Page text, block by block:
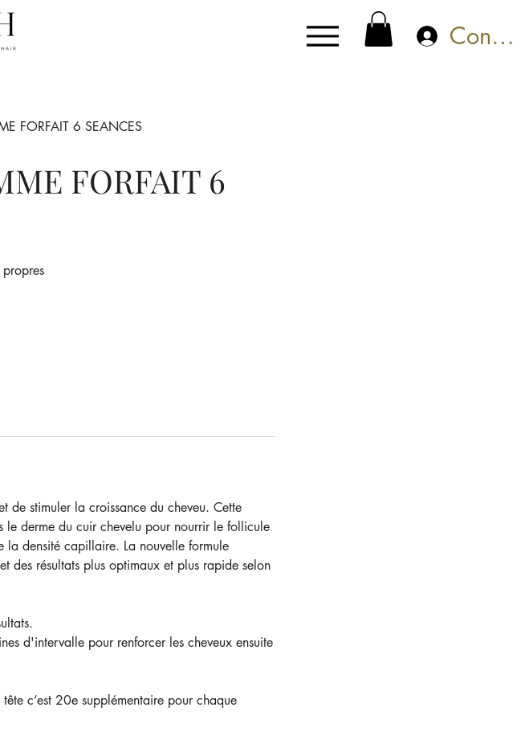
FORFAIT 6 SEANCES
FORFAIT 6
de stimuler la croissance du cheveu. Cette
le derme du cuir chevelu pour nourrir le follicule
la densité capillaire. La nouvelle formule
des résultats plus optimaux et plus rapide selon
d'intervalle pour renforcer les cheveux ensuite
c’est 20e supplémentaire pour chaque